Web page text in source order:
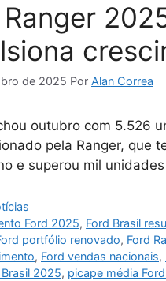
de 2025 Por Alan Correa
outubro com 5.526
pela Ranger, que
e superou mil
Ford 2025, Ford Brasil
portfólio renovado, Ford
, Ford vendas nacionais,
2025, picape média